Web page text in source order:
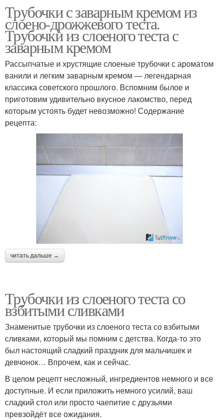
Трубочки с заварным кремом из
слоено-дрожжевого теста.
Трубочки из слоеного теста с
заварным кремом
Рассыпчатые и хрустящие слоеные трубочки с ароматом
ванили и легким заварным кремом — легендарная
классика советского прошлого. Вспомним былое и
приготовим удивительно вкусное лакомство, перед
которым устоять будет невозможно! Содержание
рецепта:
читать дальше →
Трубочки из слоеного теста со
взбитыми сливками
Знаменитые трубочки из слоеного теста со взбитыми
сливками, который мы помним с детства. Когда-то это
был настоящий сладкий праздник для мальчишек и
девчонок… Впрочем, как и сейчас.
В целом рецепт несложный, ингредиентов немного и все
доступные. И если приложить немного усилий, ваш
сладкий стол или просто чаепитие с друзьями
превзойдёт все ожидания.